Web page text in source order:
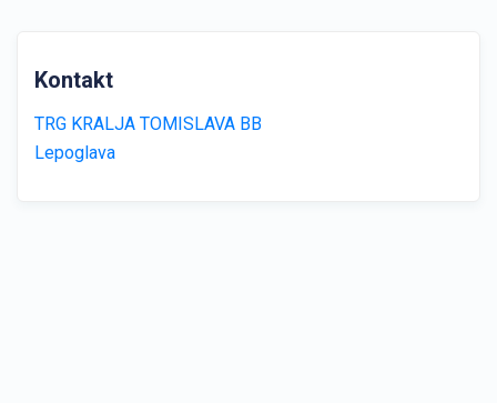
Kontakt
TRG KRALJA TOMISLAVA BB
Lepoglava